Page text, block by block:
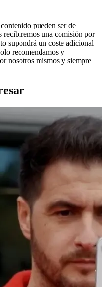
pueden ser de
recibiremos una comisión por
supondrá un coste adicional
recomendamos y
nosotros mismos y siempre